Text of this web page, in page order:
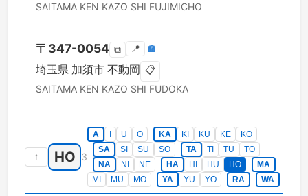
SAITAMA KEN KAZO SHI FUJIMICHO
〒 347-0054 ⧉ 📍 🏣
埼玉県 加須市 不動岡 📋
SAITAMA KEN KAZO SHI FUDOKA
↑ HO 3
A U O KA KI KU KE
KO
SA
SI SU SO TA TI TU
TO
NA
NI NE HA HI HU HO
MA
MI
MU MO YA YU YO RA WA